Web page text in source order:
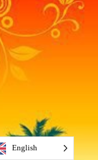
English